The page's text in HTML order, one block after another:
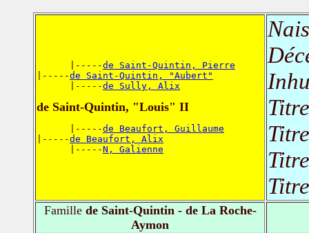
      |-----
de Saint-Quintin, Pierre
|-----de Saint-Quintin, "Aubert"
      |-----
de Sully, Alix
de Saint-Quintin, "Louis" II
      |-----
de Beaufort, Guillaume
|-----de Beaufort, Alix
      |-----
N, Galienne
Famillede Saint-Quintin - de La Roche-
Aymon